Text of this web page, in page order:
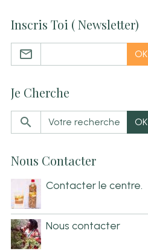
Inscris Toi ( Newsletter)
OK
Je Cherche
OK
Nous Contacter
Contacter le centre.
Nous contacter